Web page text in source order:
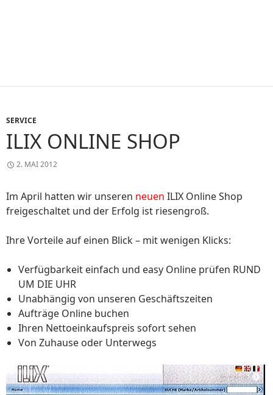
SERVICE
ILIX ONLINE SHOP
2. MAI 2012
Im April hatten wir unseren neuen ILIX Online Shop
freigeschaltet und der Erfolg ist riesengroß.
Ihre Vorteile auf einen Blick – mit wenigen Klicks:
Verfügbarkeit einfach und easy Online prüfen RUND
UM DIE UHR
Unabhängig von unseren Geschäftszeiten
Aufträge Online buchen
Ihren Nettoeinkaufspreis sofort sehen
Von Zuhause oder Unterwegs